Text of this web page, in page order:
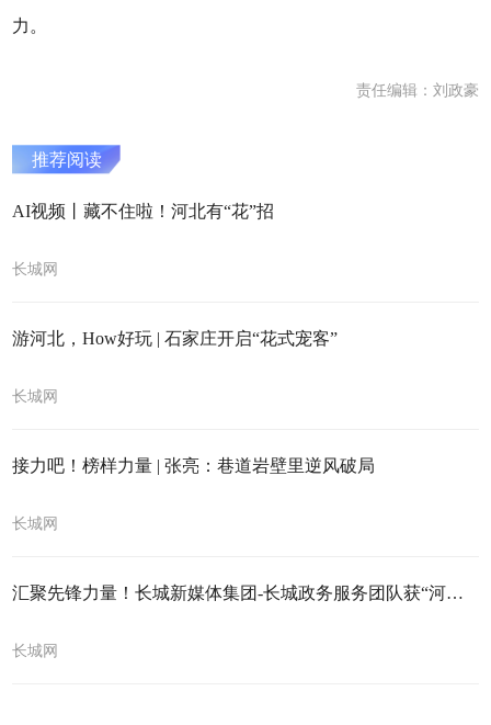
力。
责任编辑：刘政豪
推荐阅读
AI视频丨藏不住啦！河北有“花”招
长城网
游河北，How好玩 | 石家庄开启“花式宠客”
长城网
接力吧！榜样力量 | 张亮：巷道岩壁里逆风破局
长城网
汇聚先锋力量！长城新媒体集团-长城政务服务团队获“河北省青年五四奖章”表彰
长城网